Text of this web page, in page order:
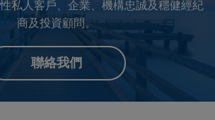
私⼈客戶、企業、機構忠誠及穩健經紀
商及投資顧問。
聯絡我們